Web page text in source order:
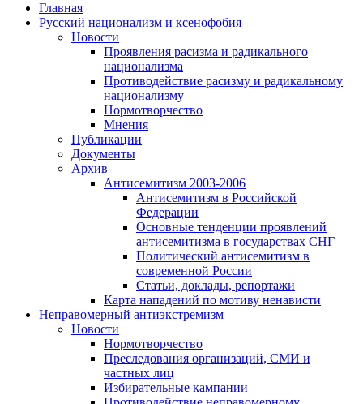
Главная
Русский национализм и ксенофобия
Новости
Проявления расизма и радикального
национализма
Противодействие расизму и радикальному
национализму
Нормотворчество
Мнения
Публикации
Документы
Архив
Антисемитизм 2003-2006
Антисемитизм в Российской
Федерации
Основные тенденции проявлений
антисемитизма в государствах СНГ
Политический антисемитизм в
современной России
Статьи, доклады, репортажи
Карта нападений по мотиву ненависти
Неправомерный антиэкстремизм
Новости
Нормотворчество
Преследования организаций, СМИ и
частных лиц
Избирательные кампании